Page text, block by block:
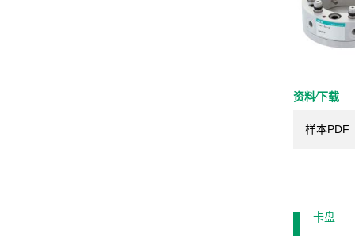
资料⁄下载
样本PDF
卡盘